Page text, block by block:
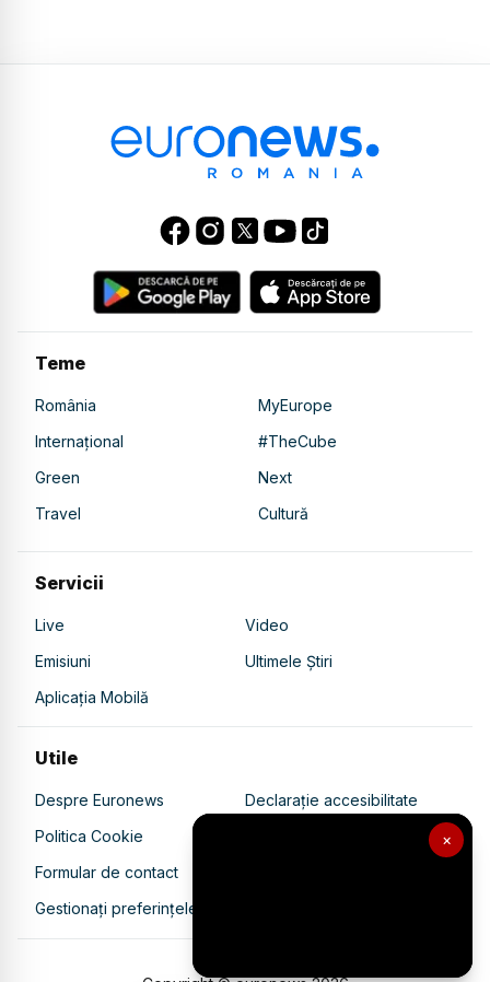
×
Teme
România
MyEurope
Internațional
#TheCube
Green
Next
Travel
Cultură
Servicii
Live
Video
Emisiuni
Ultimele Știri
Aplicația Mobilă
Utile
Despre Euronews
Declarație accesibilitate
Politica Cookie
Politica de confidențialitate
Formular de contact
Gestionați preferințele